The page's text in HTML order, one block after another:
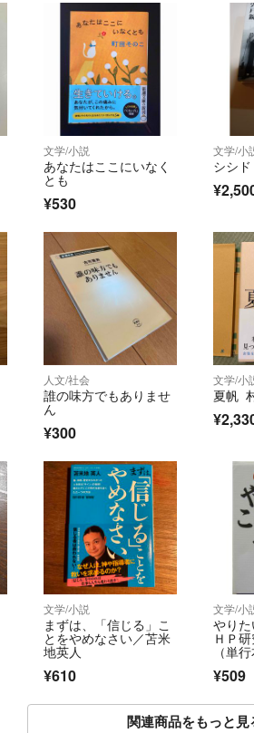
文学/小説
あなたはここにいなく
とも
¥530
文学/小
シシド
人文/社会
誰の味方でもありませ
ん
¥300
文学/小
夏帆
文学/小説
まずは、「信じる」こ
とをやめなさい／苫米
地英人
¥610
文学/小
やり
ＨＰ
（単行
¥509
関連商品をもっと見